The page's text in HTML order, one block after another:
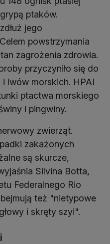
ptaków.
jego
powstrzymania
zagrożenia zdrowia.
przyczyniło się do
lwów morskich. HPAI
ptactwa morskiego
i pingwiny.
zwierząt.
zakażonych
są skurcze,
Silvina Botta,
Federalnego Rio
też "nietypowe
i skręty szyi".